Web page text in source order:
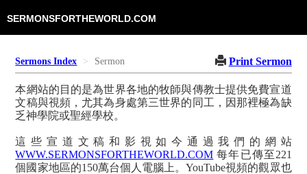
SERMONSFORTHEWORLD.COM
Sermons Index Sermon Print Sermon
本網站的目的是為世界各地的牧師與傳教士提供免費宣道
文稿與視頻，尤其為身處第三世界的同工，因那裡極為缺
乏神學院或聖經學校。
這些宣道文稿和影視如今通過我們的網站
WWW.SERMONSFORTHEWORLD.COM 每年已傳至221
個國家地區的150萬台個人電腦上。YouTube視頻的觀眾也